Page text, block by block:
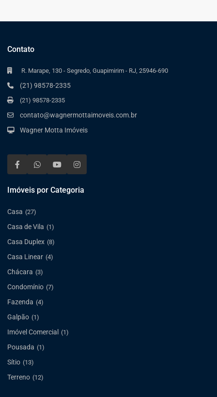
Contato
R. Marape, 130 - Segredo, Guapimirim - RJ, 25946-690
(21) 98578-2335
(21) 98578-2335
contato@wagnermottaimoveis.com.br
Wagner Motta Imóveis
Imóveis por Categoria
Casa (27)
Casa de Vila (1)
Casa Duplex (8)
Casa Linear (4)
Chácara (3)
Condomínio (7)
Fazenda (4)
Galpão (1)
Imóvel Comercial (1)
Pousada (1)
Sítio (13)
Terreno (12)